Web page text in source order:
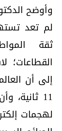
وأوضح
لم تعد
ثقة
القطاعات؛